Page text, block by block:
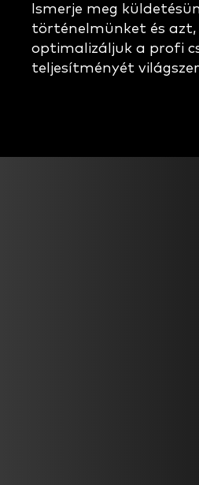
Ismerje meg
történelmünket és azt,
optimalizáljuk a profi
teljesítményét